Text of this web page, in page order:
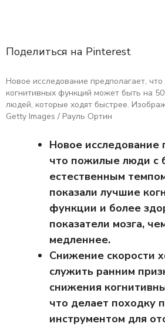
Поделиться на Pinterest
Новое исследование предполагает,
когнитивных функций может быть на
людей, которые ходят быстрее.
Getty Images / Рауль Ортин
Новое исследование
что пожилые люди с
естественным
показали лучшие
функции и более
показатели мозга,
медленнее.
Снижение скорости
служить ранним
снижения
что делает походку
инструментом для